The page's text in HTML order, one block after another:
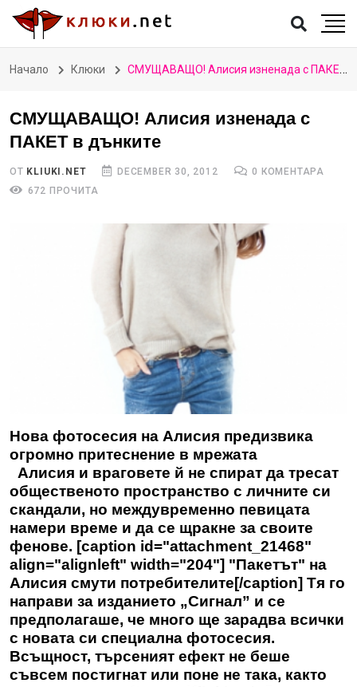
Начало Клюки СМУЩАВАЩО! Алисия изненада с ПАКЕТ в дънките
СМУЩАВАЩО! Алисия изненада с
ПАКЕТ в дънките
ОТ KLIUKI.NET DECEMBER 30, 2012
0 КОМЕНТАРА
672 ПРОЧИТА
Нова фотосесия на Алисия предизвика
огромно притеснение в мрежата
Алисия и враговете й не спират да тресат
общественото пространство с личните си
скандали, но междувременно певицата
намери време и да се щракне за своите
фенове. [caption id="attachment_21468"
align="alignleft" width="204"] "Пакетът" на
Алисия смути потребителите[/caption] Тя го
направи за изданието „Сигнал” и се
предполагаше, че много ще зарадва всички
с новата си специална фотосесия.
Всъщност, търсеният ефект не беше
съвсем постигнат или поне не така, както